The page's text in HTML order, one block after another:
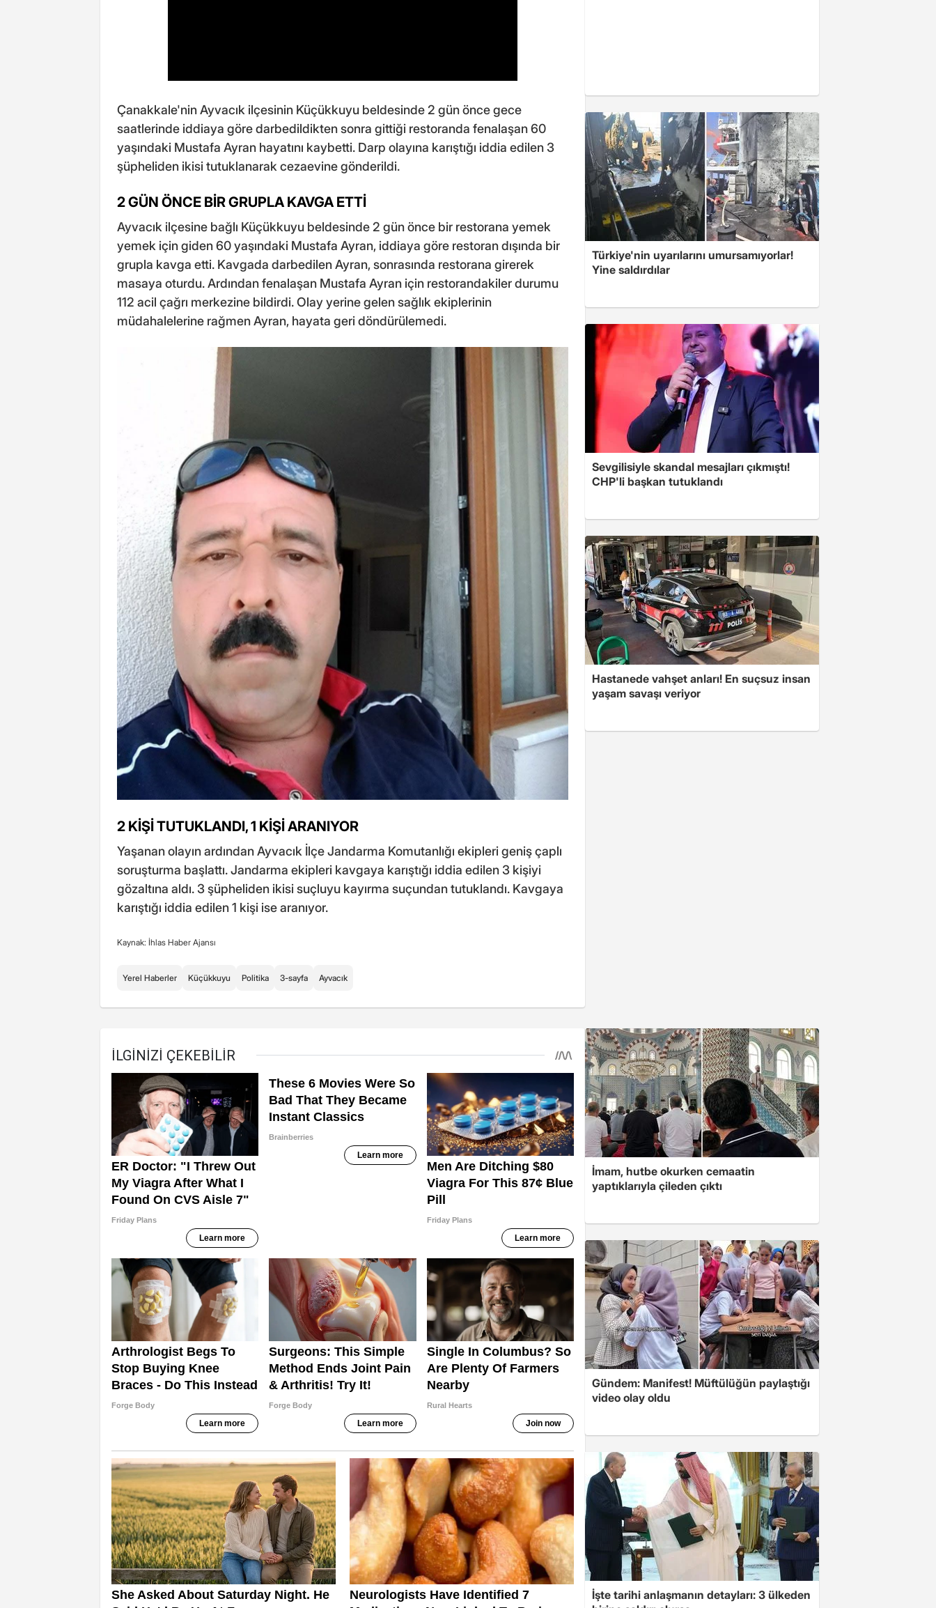
Çanakkale'nin Ayvacık ilçesinin Küçükkuyu beldesinde 2 gün önce gece
saatlerinde iddiaya göre darbedildikten sonra gittiği restoranda fenalaşan 60
yaşındaki Mustafa Ayran hayatını kaybetti. Darp olayına karıştığı iddia edilen 3
şüpheliden ikisi tutuklanarak cezaevine gönderildi.
2 GÜN ÖNCE BİR GRUPLA KAVGA ETTİ
Ayvacık ilçesine bağlı Küçükkuyu beldesinde 2 gün önce bir restorana yemek
yemek için giden 60 yaşındaki Mustafa Ayran, iddiaya göre restoran dışında bir
grupla kavga etti. Kavgada darbedilen Ayran, sonrasında restorana girerek
masaya oturdu. Ardından fenalaşan Mustafa Ayran için restorandakiler durumu
112 acil çağrı merkezine bildirdi. Olay yerine gelen sağlık ekiplerinin
müdahalelerine rağmen Ayran, hayata geri döndürülemedi.
2 KİŞİ TUTUKLANDI, 1 KİŞİ ARANIYOR
Yaşanan olayın ardından Ayvacık İlçe Jandarma Komutanlığı ekipleri geniş çaplı
soruşturma başlattı. Jandarma ekipleri kavgaya karıştığı iddia edilen 3 kişiyi
gözaltına aldı. 3 şüpheliden ikisi suçluyu kayırma suçundan tutuklandı. Kavgaya
karıştığı iddia edilen 1 kişi ise aranıyor.
Kaynak: İhlas Haber Ajansı
Yerel Haberler Küçükkuyu Politika 3-sayfa Ayvacık
Türkiye'nin uyarılarını umursamıyorlar!
Yine saldırdılar
Sevgilisiyle skandal mesajları çıkmıştı!
CHP'li başkan tutuklandı
Hastanede vahşet anları! En suçsuz insan
yaşam savaşı veriyor
İmam, hutbe okurken cemaatin
yaptıklarıyla çileden çıktı
Gündem: Manifest! Müftülüğün paylaştığı
video olay oldu
İşte tarihi anlaşmanın detayları: 3 ülkeden